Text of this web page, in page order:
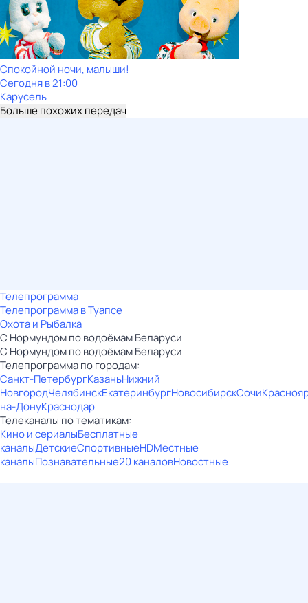
Спокойной ночи, малыши!
Сегодня в 21:00
Карусель
Больше похожих передач
Телепрограмма
Телепрограмма в Туапсе
Охота и Рыбалка
С Нормундом по водоёмам Беларуси
С Нормундом по водоёмам Беларуси
Телепрограмма по городам:
Санкт-ПетербургКазаньНижний
НовгородЧелябинскЕкатеринбургНовосибирскСочи
на-ДонуКраснодар
Телеканалы по тематикам:
Кино и сериалыБесплатные
каналыДетскиеСпортивныеHDМестные
каналыПознавательные20 каналовНовостные